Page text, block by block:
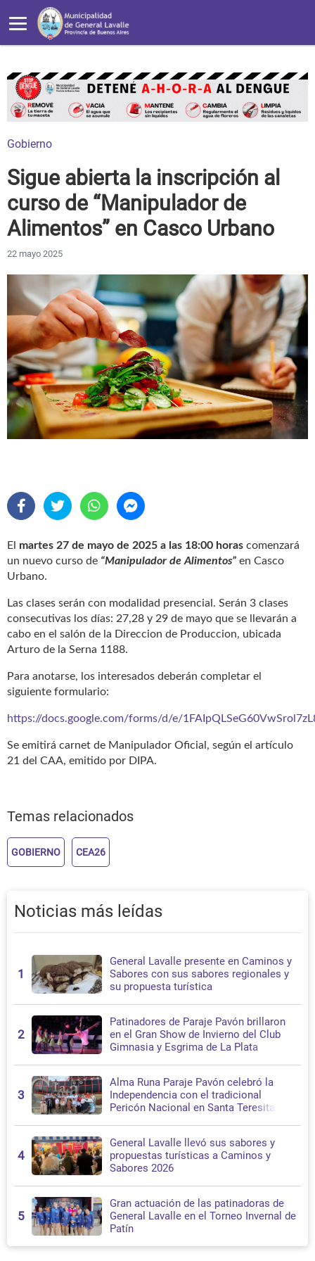
Gobierno
Sigue abierta la inscripción al
curso de “Manipulador de
Alimentos” en Casco Urbano
22 mayo 2025
El martes 27 de mayo de 2025 a las 18:00 horas comenzará
un nuevo curso de “Manipulador de Alimentos” en Casco
Urbano.
Las clases serán con modalidad presencial. Serán 3 clases
consecutivas los días: 27,28 y 29 de mayo que se llevarán a
cabo en el salón de la Direccion de Produccion, ubicada
Arturo de la Serna 1188.
Para anotarse, los interesados deberán completar el
siguiente formulario:
https://docs.google.com/forms/d/e/
Se emitirá carnet de Manipulador Oficial, según el artículo
21 del CAA, emitido por DIPA.
Temas relacionados
GOBIERNO CEA26
Noticias más leídas
1
General Lavalle presente en Caminos y
Sabores con sus sabores regionales y
su propuesta turística
2
Patinadores de Paraje Pavón brillaron
en el Gran Show de Invierno del Club
Gimnasia y Esgrima de La Plata
3
Alma Runa Paraje Pavón celebró la
Independencia con el tradicional
Pericón Nacional en Santa Teresita
4
General Lavalle llevó sus sabores y
propuestas turísticas a Caminos y
Sabores 2026
5
Gran actuación de las patinadoras de
General Lavalle en el Torneo Invernal de
Patín